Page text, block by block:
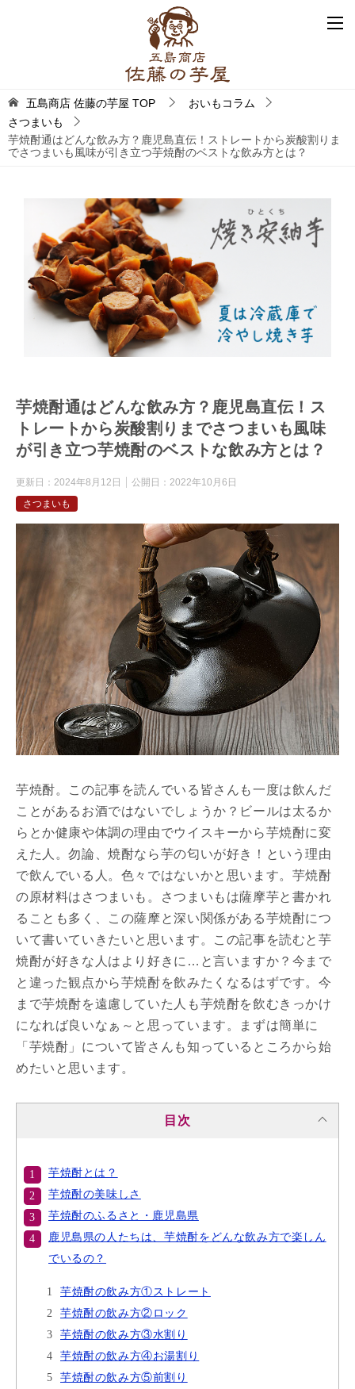
五島商店 佐藤の芋屋 TOP
おいもコラム
さつまいも
芋焼酎通はどんな飲み方？鹿児島直伝！ストレートから炭酸割りま
でさつまいも風味が引き立つ芋焼酎のベストな飲み方とは？
芋焼酎通はどんな飲み方？鹿児島直伝！ス
トレートから炭酸割りまでさつまいも風味
が引き立つ芋焼酎のベストな飲み方とは？
更新日： 2024年8月12日 公開日： 2022年10月6日
さつまいも
芋焼酎。この記事を読んでいる皆さんも一度は飲んだ
ことがあるお酒ではないでしょうか？ビールは太るか
らとか健康や体調の理由でウイスキーから芋焼酎に変
えた人。勿論、焼酎なら芋の匂いが好き！という理由
で飲んでいる人。色々ではないかと思います。芋焼酎
の原材料はさつまいも。さつまいもは薩摩芋と書かれ
ることも多く、この薩摩と深い関係がある芋焼酎につ
いて書いていきたいと思います。この記事を読むと芋
焼酎が好きな人はより好きに…と言いますか？今まで
と違った観点から芋焼酎を飲みたくなるはずです。今
まで芋焼酎を遠慮していた人も芋焼酎を飲むきっかけ
になれば良いなぁ～と思っています。まずは簡単に
「芋焼酎」について皆さんも知っているところから始
めたいと思います。
目次
芋焼酎とは？
芋焼酎の美味しさ
芋焼酎のふるさと・鹿児島県
鹿児島県の人たちは、芋焼酎をどんな飲み方で楽しん
でいるの？
芋焼酎の飲み方①ストレート
芋焼酎の飲み方②ロック
芋焼酎の飲み方③水割り
芋焼酎の飲み方④お湯割り
芋焼酎の飲み方⑤前割り